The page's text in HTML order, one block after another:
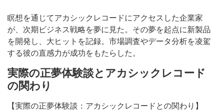
瞑想を通じてアカシックレコードにアクセスした企業家
が、次期ビジネス戦略を夢に見た。その夢を起点に新製品
を開発し、大ヒットを記録。市場調査やデータ分析を凌駕
する彼の直感力が成功をもたらした。
実際の正夢体験談とアカシックレコード
の関わり
【実際の正夢体験談：アカシックレコードとの関わり】